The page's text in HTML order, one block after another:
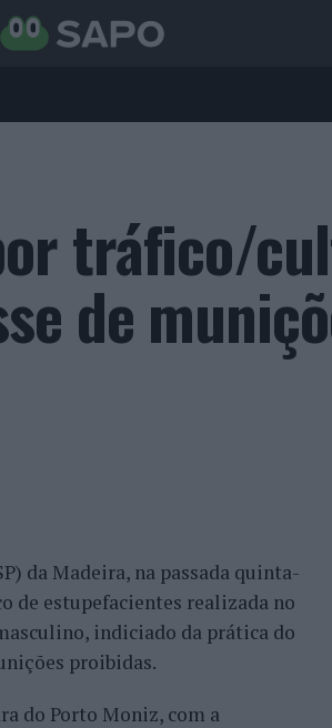
tráfico/
de
da Madeira, na passada quinta-
de estupefacientes realizada no
indiciado da prática do
proibidas.
do Porto Moniz, com a